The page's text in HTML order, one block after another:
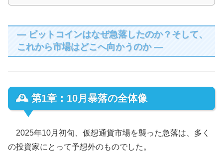
― ビットコインはなぜ急落したのか？そして、
これから市場はどこへ向かうのか ―
🕰️ 第1章：10月暴落の全体像
2025年10月初旬、仮想通貨市場を襲った急落は、多く
の投資家にとって予想外のものでした。